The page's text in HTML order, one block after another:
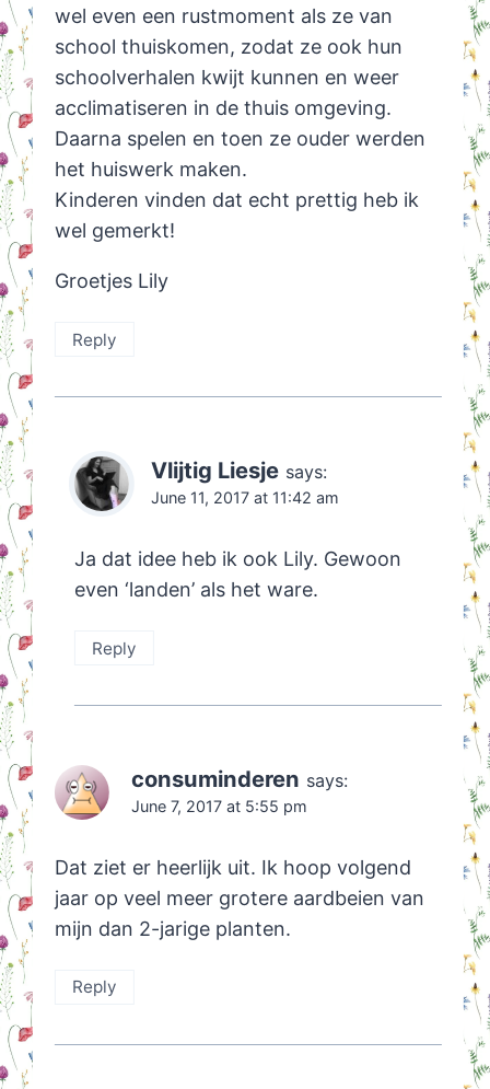
wel even een rustmoment als ze van
school thuiskomen, zodat ze ook hun
schoolverhalen kwijt kunnen en weer
acclimatiseren in de thuis omgeving.
Daarna spelen en toen ze ouder werden
het huiswerk maken.
Kinderen vinden dat echt prettig heb ik
wel gemerkt!
Groetjes Lily
Reply
Vlijtig Liesje says:
June 11, 2017 at 11:42 am
Ja dat idee heb ik ook Lily. Gewoon
even ‘landen’ als het ware.
Reply
consuminderen says:
June 7, 2017 at 5:55 pm
Dat ziet er heerlijk uit. Ik hoop volgend
jaar op veel meer grotere aardbeien van
mijn dan 2-jarige planten.
Reply